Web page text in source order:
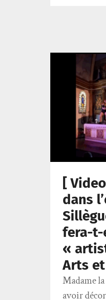
[
dans
fera-t-
«
Arts
Madame
avoir